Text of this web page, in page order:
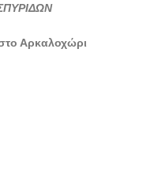
Αρκαλοχώρι